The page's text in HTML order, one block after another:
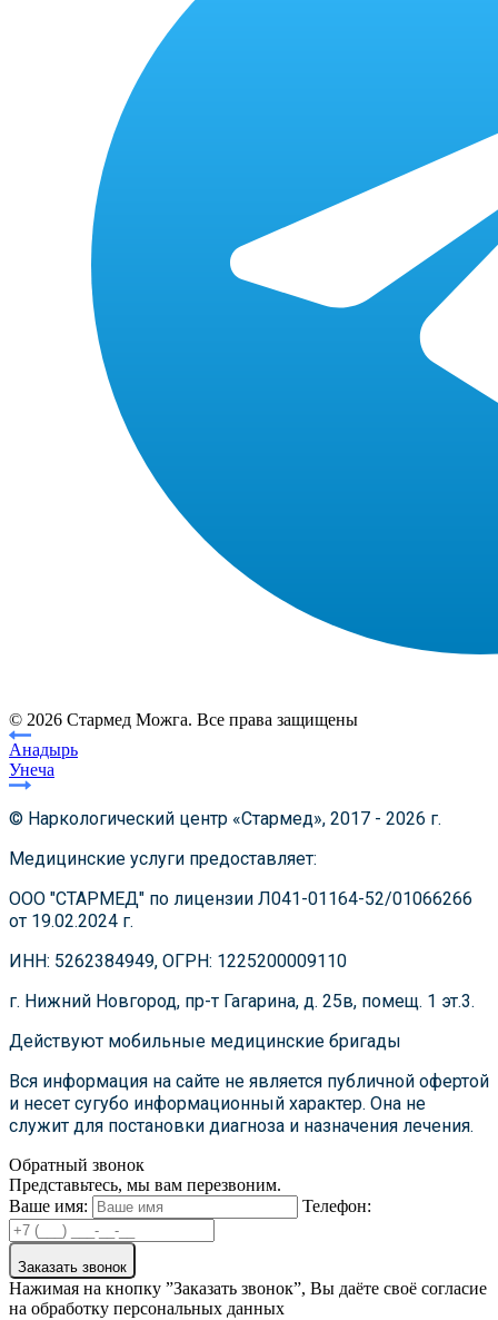
© 2026 Стармед Можга. Все права защищены
Анадырь
Унеча
© Наркологический центр «Стармед», 2017 - 2026 г.
Медицинские услуги предоставляет:
ООО "СТАРМЕД" по лицензии Л041-01164-52/01066266
от 19.02.2024 г.
ИНН: 5262384949, ОГРН: 1225200009110
г. Нижний Новгород, пр-т Гагарина, д. 25в, помещ. 1 эт.3.
Действуют мобильные медицинские бригады
Вся информация на сайте не является публичной офертой
и несет сугубо информационный характер. Она не
служит для постановки диагноза и назначения лечения.
Обратный звонок
Представьтесь, мы вам перезвоним.
Ваше имя:
Телефон:
Заказать звонок
Нажимая на кнопку ”Заказать звонок”, Вы даёте своё согласие
на обработку персональных данных